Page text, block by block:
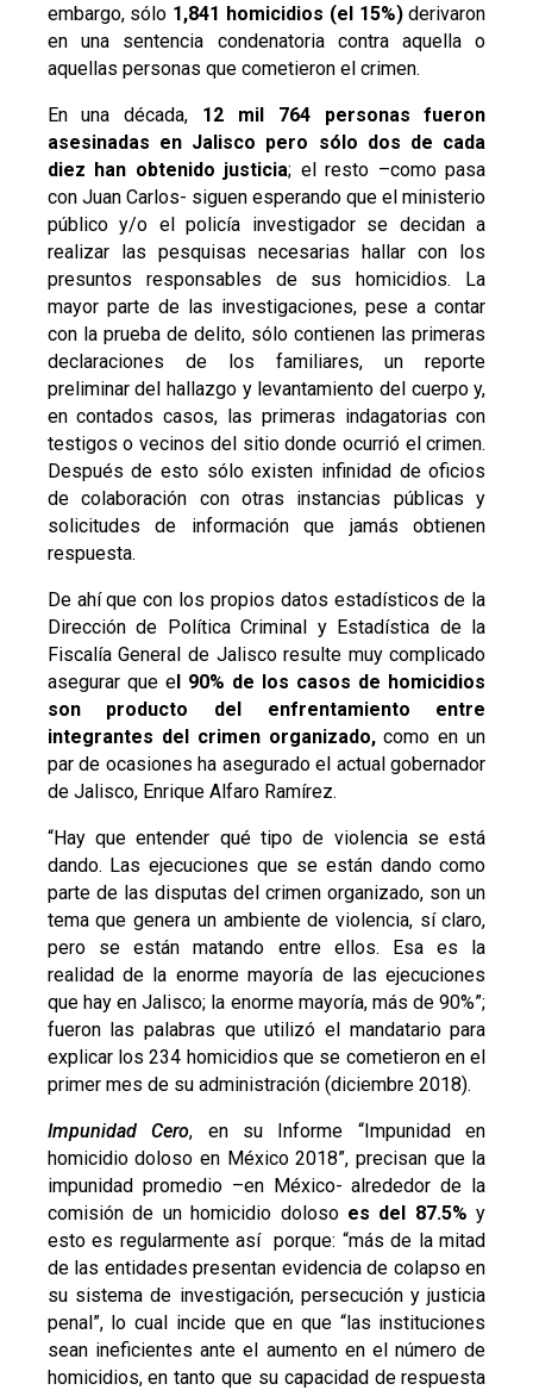
embargo, sólo 1,841 homicidios (el 15%)derivaron
en una sentencia condenatoria contra aquella o
aquellas personas que cometieron el crimen.
En una década, 12 mil 764 personas fueron
asesinadas en Jalisco pero sólo dos de cada
diez han obtenido justicia; el resto –como pasa
con Juan Carlos- siguen esperando que el ministerio
público y/o el policía investigador se decidan a
realizar las pesquisas necesarias hallar con los
presuntos responsables de sus homicidios. La
mayor parte de las investigaciones, pese a contar
con la prueba de delito, sólo contienen las primeras
declaraciones de los familiares, un reporte
preliminar del hallazgo y levantamiento del cuerpo y,
en contados casos, las primeras indagatorias con
testigos o vecinos del sitio donde ocurrió el crimen.
Después de esto sólo existen infinidad de oficios
de colaboración con otras instancias públicas y
solicitudes de información que jamás obtienen
respuesta.
De ahí que con los propios datos estadísticos de la
Dirección de Política Criminal y Estadística de la
Fiscalía General de Jalisco resulte muy complicado
asegurar que el 90% de los casos de homicidios
son producto del enfrentamiento entre
integrantes del crimen organizado,como en un
par de ocasiones ha asegurado el actual gobernador
de Jalisco, Enrique Alfaro Ramírez.
“Hay que entender qué tipo de violencia se está
dando. Las ejecuciones que se están dando como
parte de las disputas del crimen organizado, son un
tema que genera un ambiente de violencia, sí claro,
pero se están matando entre ellos. Esa es la
realidad de la enorme mayoría de las ejecuciones
que hay en Jalisco; la enorme mayoría, más de 90%”;
fueron las palabras que utilizó el mandatario para
explicar los 234 homicidios que se cometieron en el
primer mes de su administración (diciembre 2018).
Impunidad Cero, en su Informe “Impunidad en
homicidio doloso en México 2018”, precisan que la
impunidad promedio –en México- alrededor de la
comisión de un homicidio doloso es del 87.5% y
esto es regularmente así porque: “más de la mitad
de las entidades presentan evidencia de colapso en
su sistema de investigación, persecución y justicia
penal”, lo cual incide que en que “las instituciones
sean ineficientes ante el aumento en el número de
homicidios, en tanto que su capacidad de respuesta